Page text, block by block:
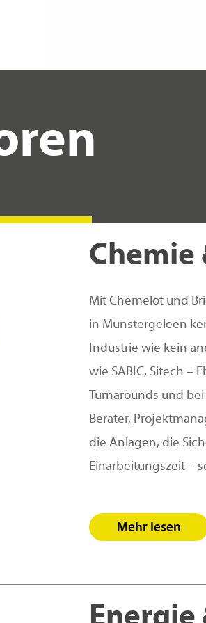
Chemie
Mit Chemelot und
in Munstergeleen
Industrie wie kein
wie SABIC, Sitech –
Turnarounds und
Berater,
die Anlagen, die
Einarbeitungszeit –
Mehr lesen